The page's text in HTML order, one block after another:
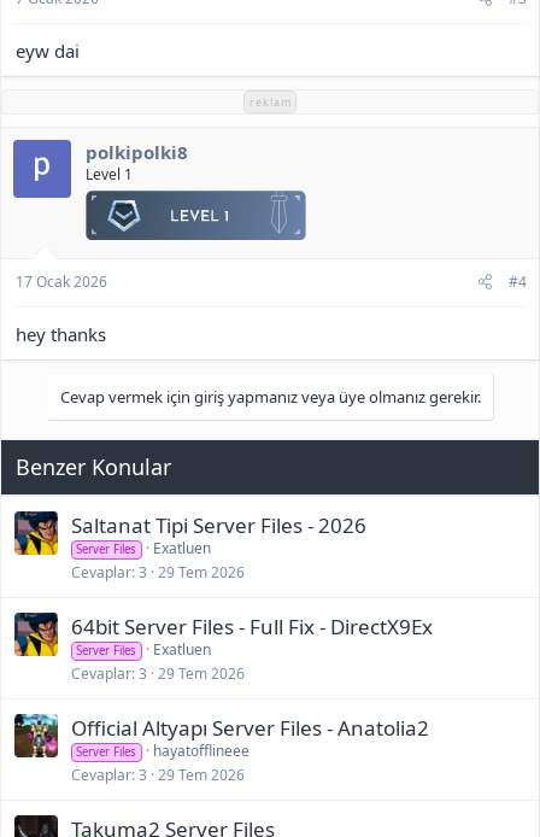
eyw dai
reklam
polkipolki8
Level 1
17 Ocak 2026 #4
hey thanks
Cevap vermek için giriş yapmanız veya üye olmanız gerekir.
Benzer Konular
Saltanat Tipi Server Files - 2026
Server Files
Exatluen
Cevaplar 3 29 Tem 2026
64bit Server Files - Full Fix - DirectX9Ex
Server Files
Exatluen
Cevaplar 3 29 Tem 2026
Official Altyapı Server Files - Anatolia2
Server Files
hayatofflineee
Cevaplar 3 29 Tem 2026
Takuma2 Server Files